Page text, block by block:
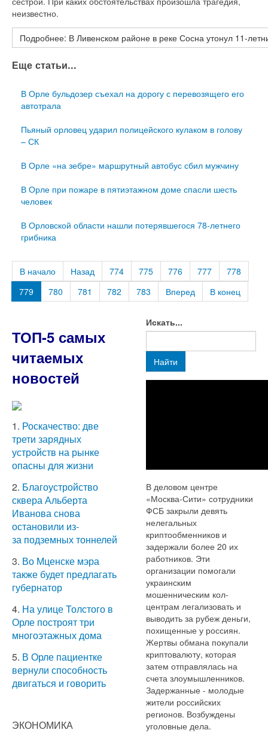
неизвестно.
Подробнее: В Ливенском районе в реке Сосна утонул 11-
Еще статьи...
В Орле бульдозер съехал на дорогу с перевозящего его
автотрала
Пьяный орловец ударил полицейского кулаком в голову
– СК
В Орле «на зебре» маршрутный автобус сбил мужчину
В Орле при пожаре в пятиэтажном доме спасли шесть
человек
В Орловской области нашли потерявшегося 78-летнего
грибника
В начало Назад 774 775 776 777
778
779
780 781 782 783 Вперед В конец
ТОП-5 самых
читаемых
новостей
1. Роскачество: две
трети зарядных
устройств на рынке
опасны для жизни
2. Благоустройство
сквера Альберта
Иванова снова
остановили из-
за подземных тоннелей
3. Во Мценске мэра
также будет предлагать
губернатор
4. На улице Толстого в
Орле построят три
многоэтажных дома
5. В Орле пациентке
вернули способность
двигаться и говорить
ЭКОНОМИКА
Искать...
Найти
В деловом центре
«Москва-Сити» сотрудники
ФСБ закрыли девять
нелегальных
криптообменников и
задержали более 20 их
работников. Эти
организации помогали
украинским
мошенническим кол-
центрам легализовать и
выводить за рубеж деньги,
похищенные у россиян.
Жертвы обмана покупали
криптовалюту, которая
затем отправлялась на
счета злоумышленников.
Задержанные - молодые
жители российских
регионов. Возбуждены
уголовные дела.